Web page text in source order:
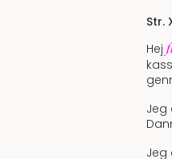
Str.
Hej
Jeg
Jeg